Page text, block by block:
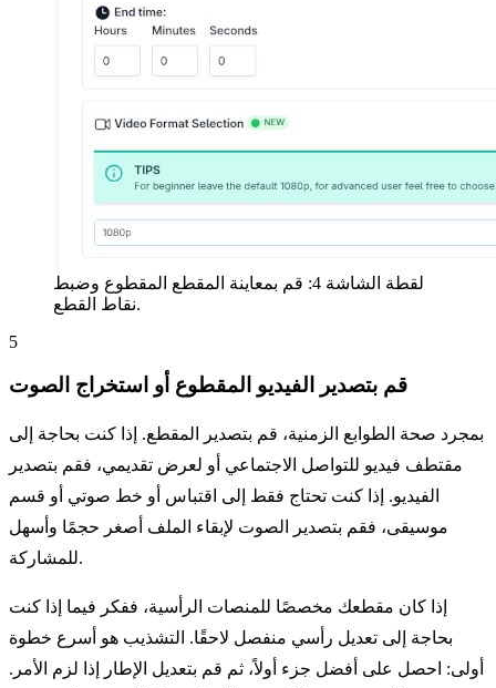
لقطة الشاشة 4: قم بمعاينة المقطع المقطوع وضبط
نقاط القطع.
5
قم بتصدير الفيديو المقطوع أو استخراج الصوت
بمجرد صحة الطوابع الزمنية، قم بتصدير المقطع. إذا كنت بحاجة إلى
مقتطف فيديو للتواصل الاجتماعي أو لعرض تقديمي، فقم بتصدير
الفيديو. إذا كنت تحتاج فقط إلى اقتباس أو خط صوتي أو قسم
موسيقى، فقم بتصدير الصوت لإبقاء الملف أصغر حجمًا وأسهل
للمشاركة.
إذا كان مقطعك مخصصًا للمنصات الرأسية، ففكر فيما إذا كنت
بحاجة إلى تعديل رأسي منفصل لاحقًا. التشذيب هو أسرع خطوة
أولى: احصل على أفضل جزء أولاً، ثم قم بتعديل الإطار إذا لزم الأمر.